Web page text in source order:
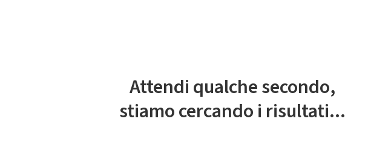
Attendi qualche secondo,
stiamo cercando i risultati...